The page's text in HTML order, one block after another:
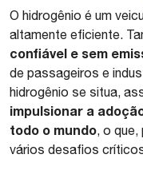
O hidrogênio é um
altamente eficiente.
confiável e sem
de passageiros e
hidrogênio se situa,
impulsionar a
todo o mundo, o
vários desafios